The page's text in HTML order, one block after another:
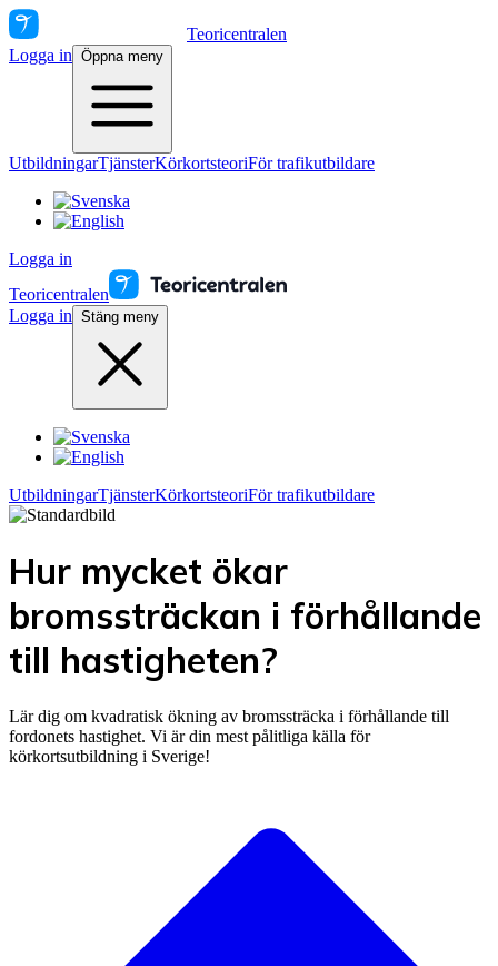
Teoricentralen
Logga in Öppna meny
UtbildningarTjänsterKörkortsteoriFör trafikutbildare
Logga in
Teoricentralen
Logga in Stäng meny
UtbildningarTjänsterKörkortsteoriFör trafikutbildare
Hur mycket ökar
bromssträckan i förhållande
till hastigheten?
Lär dig om kvadratisk ökning av bromssträcka i förhållande till
fordonets hastighet. Vi är din mest pålitliga källa för
körkortsutbildning i Sverige!